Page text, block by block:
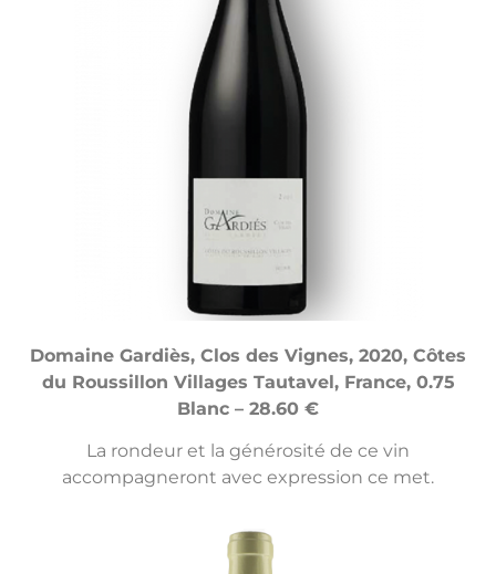
Domaine Gardiès, Clos des Vignes, 2020, Côtes
du Roussillon Villages Tautavel, France, 0.75
Blanc – 28.60 €
La rondeur et la générosité de ce vin
accompagneront avec expression ce met.